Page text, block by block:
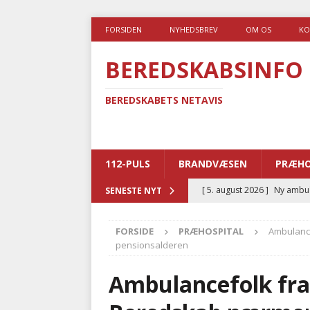
FORSIDEN NYHEDSBREV OM OS
BEREDSKABSINFO
BEREDSKABETS NETAVIS
112-PULS BRANDVÆSEN
SENESTE NYT [ 5. august 2026 ] Ny
BRANDVÆSEN
kriminalitet
POLITI
[ 3. august 2026 ]
FORSIDE PRÆHOSPITAL
pensionsalderen
Ambulancefolk